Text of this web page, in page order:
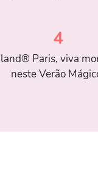
4
Paris, viva
neste Verão